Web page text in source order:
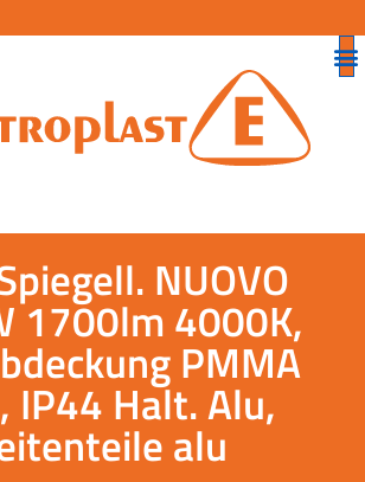
NUOVO
1700lm 4000K,
PMMA
IP44 Halt. Alu,
alu